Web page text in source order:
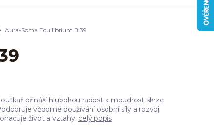
Aura-Soma Equilibrium B 39
přináší hlubokou radost a moudrost skrze
vědomé používání osobní síly a rozvoj
život a vztahy. celý popis